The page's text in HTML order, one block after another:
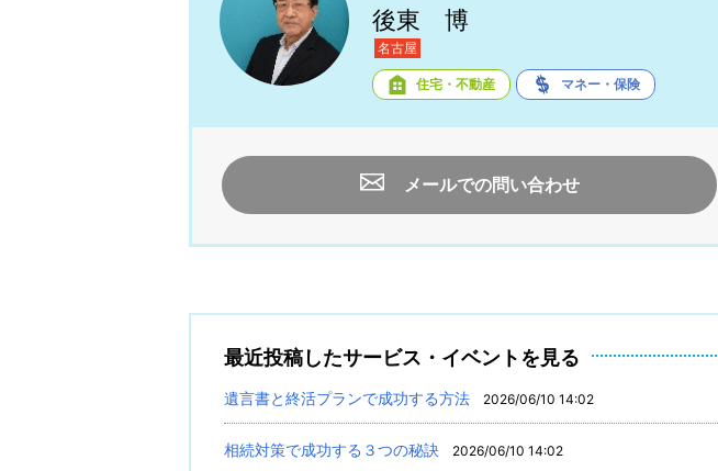
後東 博
名古屋
住宅・不動産 マネー・保険
メールでの問い合わせ
最近投稿したサービス・イベントを見る
遺言書と終活プランで成功する方法 2026/06/10 14:02
相続対策で成功する３つの秘訣 2026/06/10 14:02